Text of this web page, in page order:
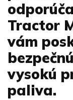
Tractor
vám
vysokú
paliva.